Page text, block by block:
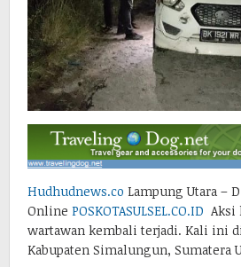
Hudhudnews.co Lampung Utara –
Online POSKOTASULSEL.CO.ID Aksi
wartawan kembali terjadi. Kali ini
Kabupaten Simalungun, Sumatera